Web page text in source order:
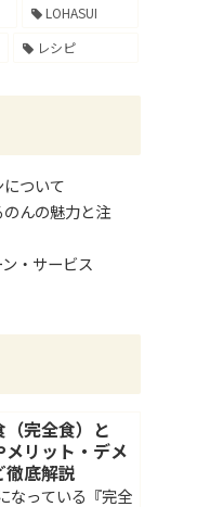
LOHASUI
レシピ
ついて
んの魅力と注
・サービス
完全食）と
メリット・デメ
徹底解説
なっている『完全